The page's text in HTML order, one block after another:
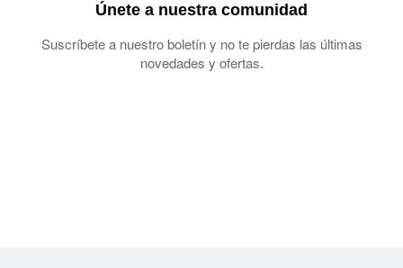
Únete a nuestra comunidad
Suscríbete a nuestro boletín y no te pierdas las últimas
novedades y ofertas.